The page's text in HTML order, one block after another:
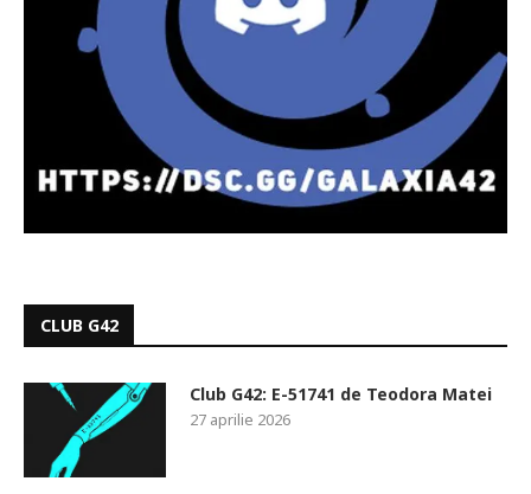
CLUB G42
Club G42: E-51741 de Teodora Matei
27 aprilie 2026